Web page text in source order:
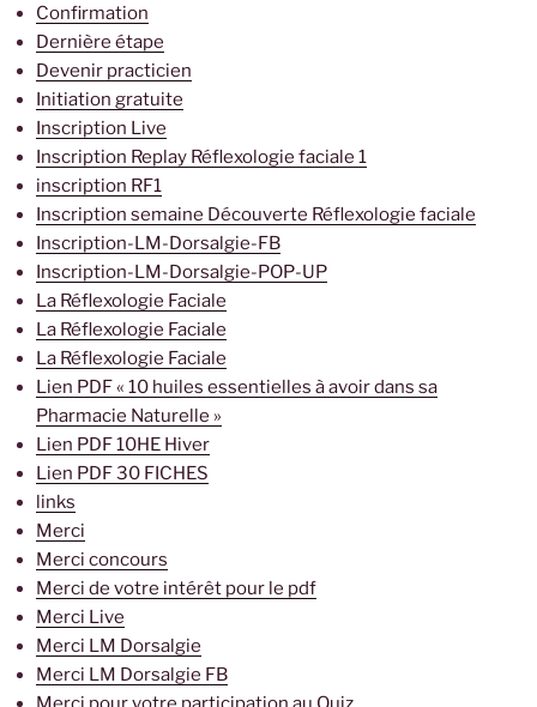
Confirmation
Dernière étape
Devenir practicien
Initiation gratuite
Inscription Live
Inscription Replay Réflexologie faciale 1
inscription RF1
Inscription semaine Découverte Réflexologie faciale
Inscription-LM-Dorsalgie-FB
Inscription-LM-Dorsalgie-POP-UP
La Réflexologie Faciale
La Réflexologie Faciale
La Réflexologie Faciale
Lien PDF « 10 huiles essentielles à avoir dans sa
Pharmacie Naturelle »
Lien PDF 10HE Hiver
Lien PDF 30 FICHES
links
Merci
Merci concours
Merci de votre intérêt pour le pdf
Merci Live
Merci LM Dorsalgie
Merci LM Dorsalgie FB